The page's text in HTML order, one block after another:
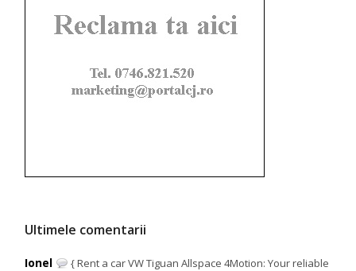
Ultimele comentarii
Ionel
{ Rent a car VW Tiguan Allspace 4Motion: Your reliable